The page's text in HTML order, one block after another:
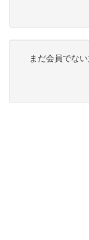
まだ会員でな